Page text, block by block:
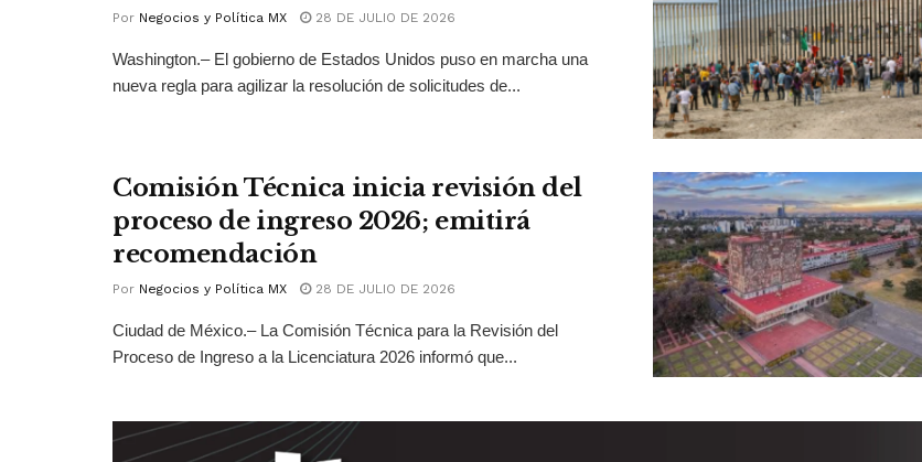
Por Negocios y Política MX 28 DE JULIO DE 2026
Washington.– El gobierno de Estados Unidos puso en marcha una
nueva regla para agilizar la resolución de solicitudes de...
Comisión Técnica inicia revisión del
proceso de ingreso 2026; emitirá
recomendación
Por Negocios y Política MX 28 DE JULIO DE 2026
Ciudad de México.– La Comisión Técnica para la Revisión del
Proceso de Ingreso a la Licenciatura 2026 informó que...